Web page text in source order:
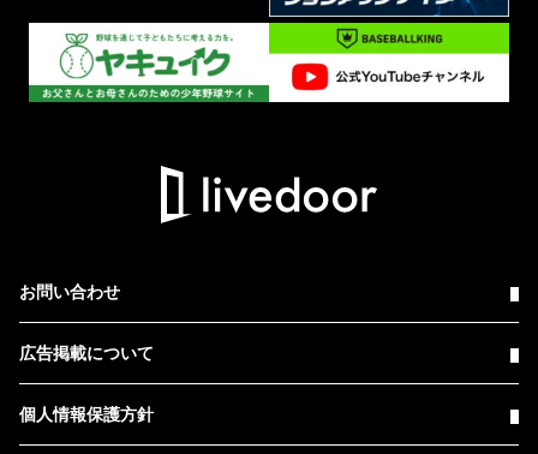
お問い合わせ
広告掲載について
個人情報保護方針